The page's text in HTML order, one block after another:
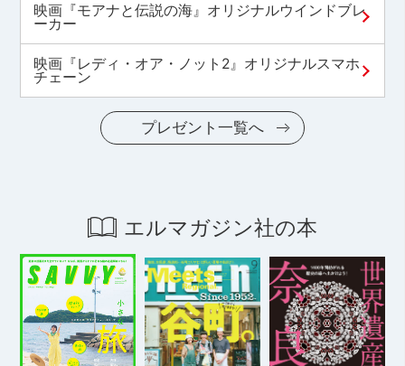
映画『モアナと伝説の海』オリジナルウインドブレ
ーカー
映画『レディ・オア・ノット2』オリジナルスマホ
チェーン
プレゼント一覧へ
エルマガジン社の本